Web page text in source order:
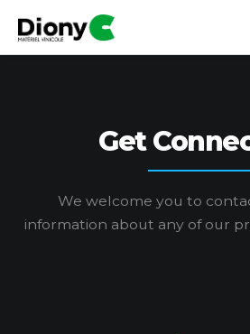
Get
We welcome you to
information about any of our